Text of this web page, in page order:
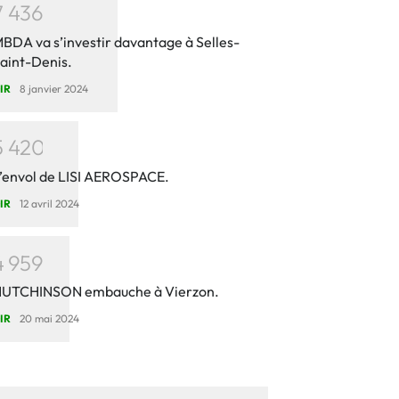
436
va s’investir davantage à Selles-
Denis.
8 janvier 2024
420
de LISI AEROSPACE.
12 avril 2024
959
embauche à Vierzon.
20 mai 2024